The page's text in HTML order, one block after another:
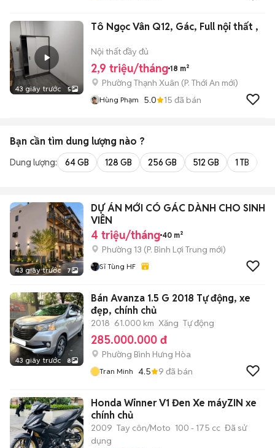
43 giây trước 5
Tô Ngọc Vân Q12, Gác, Full nội thất ,
Nội thất đầy đủ
2,9 triệu/tháng 18 m²
Phường Thạnh Xuân (P. Thới An mới)
Hùng Phạm 5.0 15 đã bán
Bạn cần tìm dung lượng nào ?
Dung lượng: 64 GB 128 GB 256 GB 512 GB 1 TB
43 giây trước 7
DỰ ÁN MỚI CÓ GÁC DÀNH CHO SINH
VIÊN
4 triệu/tháng 40 m²
Phường 13 (P. Bình Lợi Trung mới)
Sĩ Tùng HF
43 giây trước 8
Bán Avanza 1.5 G 2018 Tự động, xe
đẹp, chính chủ
2018 61.000 km Xăng Tự động
285.000.000 đ
Phường Bình Hưng Hòa
Tran Minh 4.5 9 đã bán
Honda Winner V1 Đen Xe máyZIN xe
chính chủ
2009 Tay côn/Moto 100 - 175 cc Đã sử
dụng